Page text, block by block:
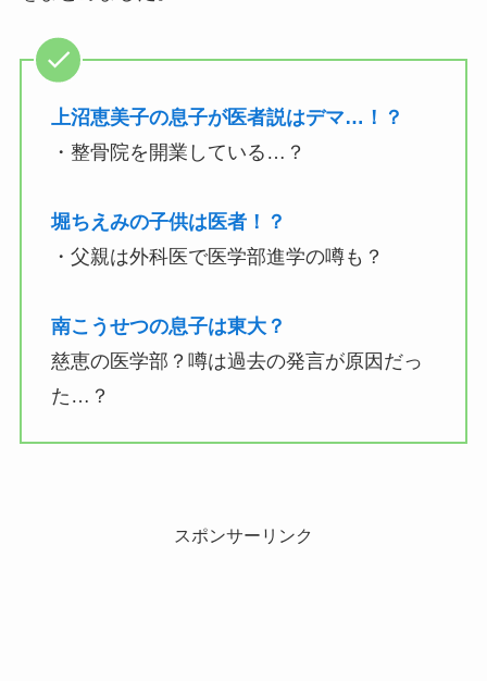
上沼恵美子の息子が医者説はデマ…！？
・整骨院を開業している…？
堀ちえみの子供は医者！？
・父親は外科医で医学部進学の噂も？
南こうせつの息子は東大？
慈恵の医学部？噂は過去の発言が原因だっ
た…？
スポンサーリンク